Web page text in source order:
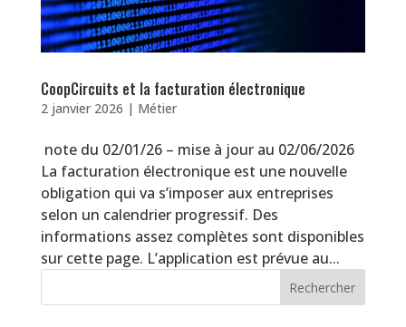
CoopCircuits et la facturation électronique
2 janvier 2026 | Métier
note du 02/01/26 – mise à jour au 02/06/2026
La facturation électronique est une nouvelle
obligation qui va s’imposer aux entreprises
selon un calendrier progressif. Des
informations assez complètes sont disponibles
sur cette page. L’application est prévue au...